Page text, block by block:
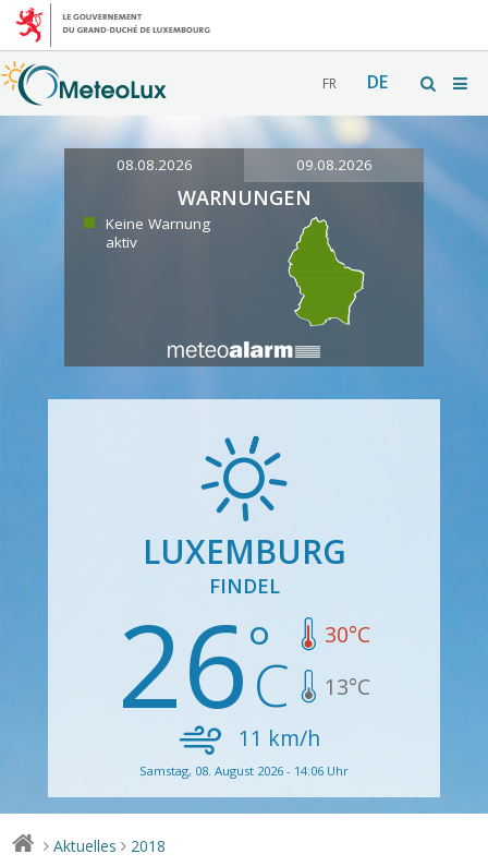
FR DE
08.08.2026 09.08.2026
WARNUNGEN
Keine Warnung
aktiv
LUXEMBURG
FINDEL
26 30°C
13°C
11 km/h
Samstag, 08. August 2026 - 14:06 Uhr
> Aktuelles > 2018